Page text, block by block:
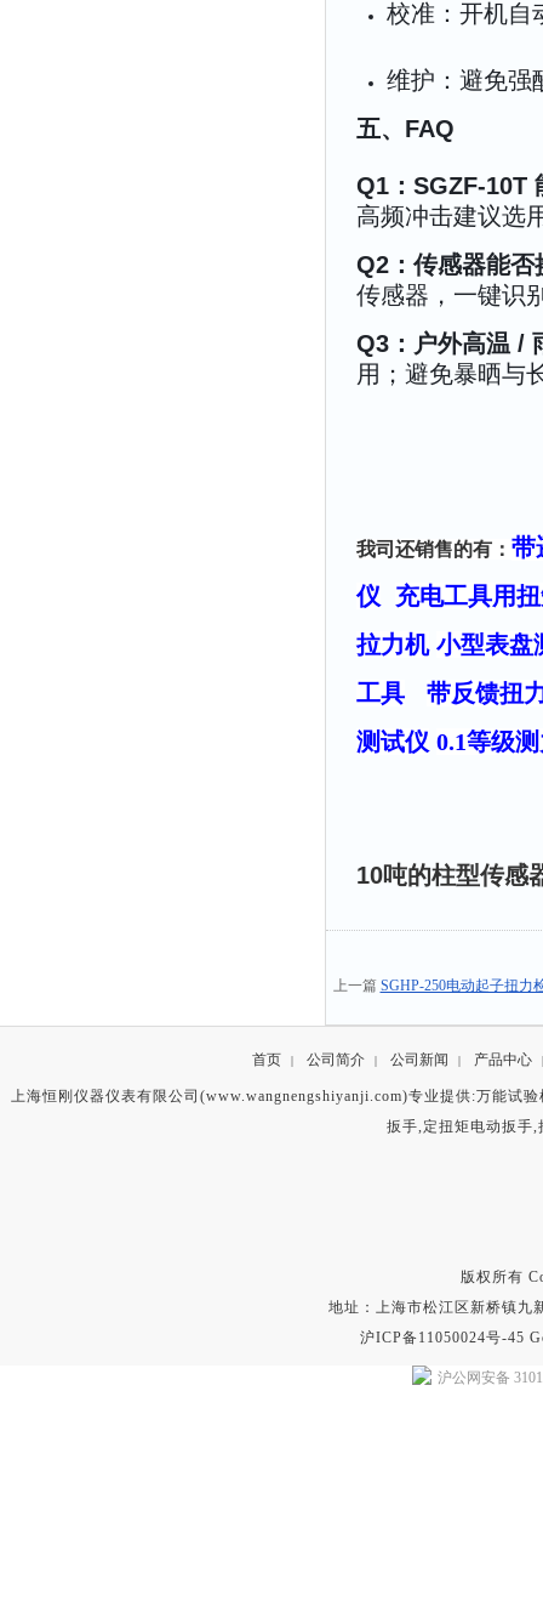
校准：开机自
维护：避免强
五、FAQ
Q1：SGZF‑10T
高频冲击建议选
Q2：传感器能否
传感器，一键识
Q3：户外高温 /
用；避免暴晒与
我司还销售的有： 带
仪
充电工具用
拉力机 小型表盘
工具
带反馈扭
测试仪 0.1等级
10吨的柱型传感
上一篇 SGHP-250电动起子扭力
首页 | 公司简介 | 公司新闻 | 产品中心 |
上海恒刚仪器仪表有限公司(www.wangnengshiyanji.com)专业提供:万能试验
扳手, 定扭矩电动扳手,
版权所有
地址：上海市松江区新桥镇九
沪ICP备11050024号-45
沪公网安备